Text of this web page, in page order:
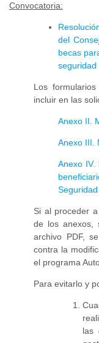
Convocatoria:
del
becas
seguridad
Los
incluir en las
Anexo II.
Anexo III.
Anexo IV.
Si al proceder
de los anexos,
archivo PDF,
contra la
el programa
Para evitarlo y
las